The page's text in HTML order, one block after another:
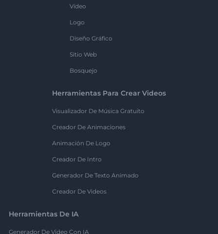
Vídeo
Logo
Diseño Gráfico
Sitio Web
Bosquejo
Herramientas Para Crear Videos
Visualizador De Música Gratuito
Creador De Animaciones
Animación De Logo
Creador De Intro
Generador De Texto Animado
Creador De Videos
Herramientas De IA
Generador De Video Con IA